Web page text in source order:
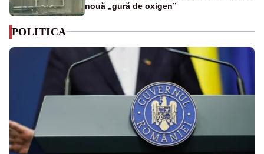
nouă „gură de oxigen”
POLITICA